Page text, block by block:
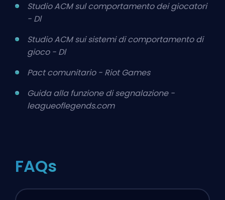
Studio ACM sul comportamento dei giocatori
- Dl
Studio ACM sui sistemi di comportamento di
gioco - Dl
Pact comunitario - Riot Games
Guida alla funzione di segnalazione -
leagueoflegends.com
FAQs